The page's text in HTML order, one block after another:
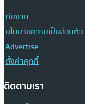
ทีมงาน
นโยบายความเป็นส่วนตัว
Advertise
ตั้งค่าคุกกี้
ติดตามเรา